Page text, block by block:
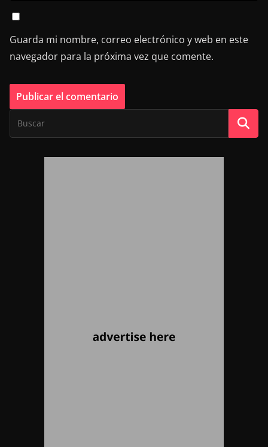
Guarda mi nombre, correo electrónico y web en este
navegador para la próxima vez que comente.